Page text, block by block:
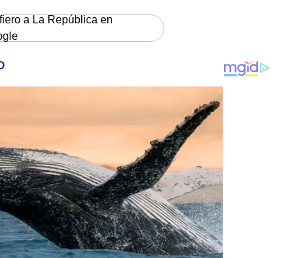
a La República en